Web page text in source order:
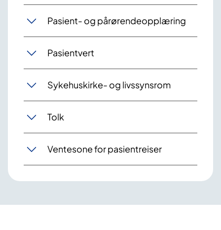
Pasient- og pårørendeopplæring
Pasientvert
Sykehuskirke- og livssynsrom
Tolk
Ventesone for pasientreiser